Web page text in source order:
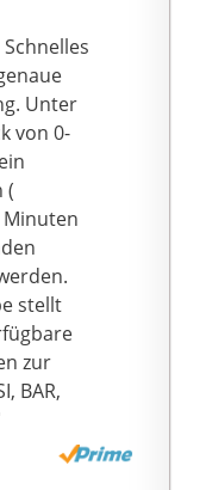
haben
für
Valve
für
Unter
von 0-
(
Minuten
stellt
zur
BAR,
enthalten